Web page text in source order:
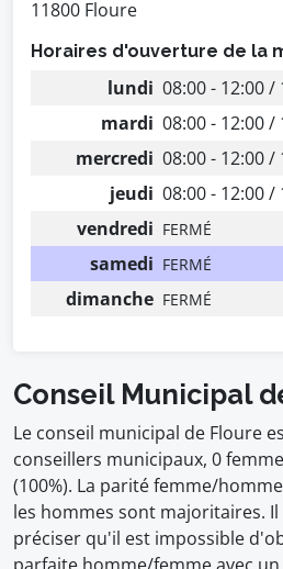
11800 Floure
Horaires d'ouverture de la
lundi 08:00 - 12:00 /
mardi 08:00 - 12:00 /
mercredi 08:00 - 12:00 /
jeudi 08:00 - 12:00 /
vendredi FERMÉ
samedi FERMÉ
dimanche FERMÉ
Conseil Municipal
Le conseil municipal de Floure
conseillers municipaux, 0
(100%). La parité femme/
les hommes sont majoritaires.
préciser qu'il est impossible